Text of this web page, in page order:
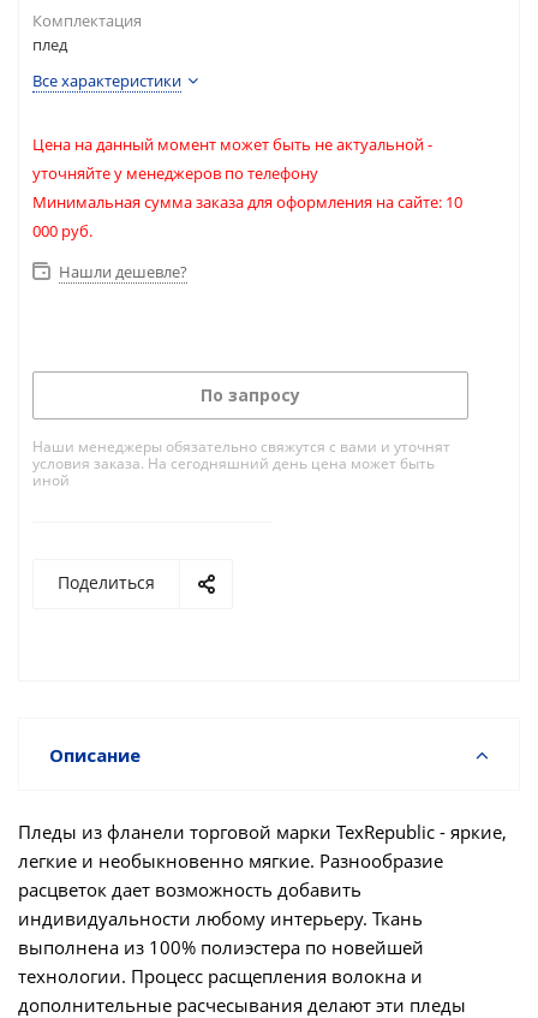
Комплектация
плед
Все характеристики
Цена на данный момент может быть не актуальной -
уточняйте у менеджеров по телефону
Минимальная сумма заказа для оформления на сайте: 10
000 руб.
Нашли дешевле?
По запросу
Наши менеджеры обязательно свяжутся с вами и уточнят
условия заказа. На сегодняшний день цена может быть
иной
Поделиться
Описание
Пледы из фланели торговой марки TexRepublic - яркие,
легкие и необыкновенно мягкие. Разнообразие
расцветок дает возможность добавить
индивидуальности любому интерьеру. Ткань
выполнена из 100% полиэстера по новейшей
технологии. Процесс расщепления волокна и
дополнительные расчесывания делают эти пледы